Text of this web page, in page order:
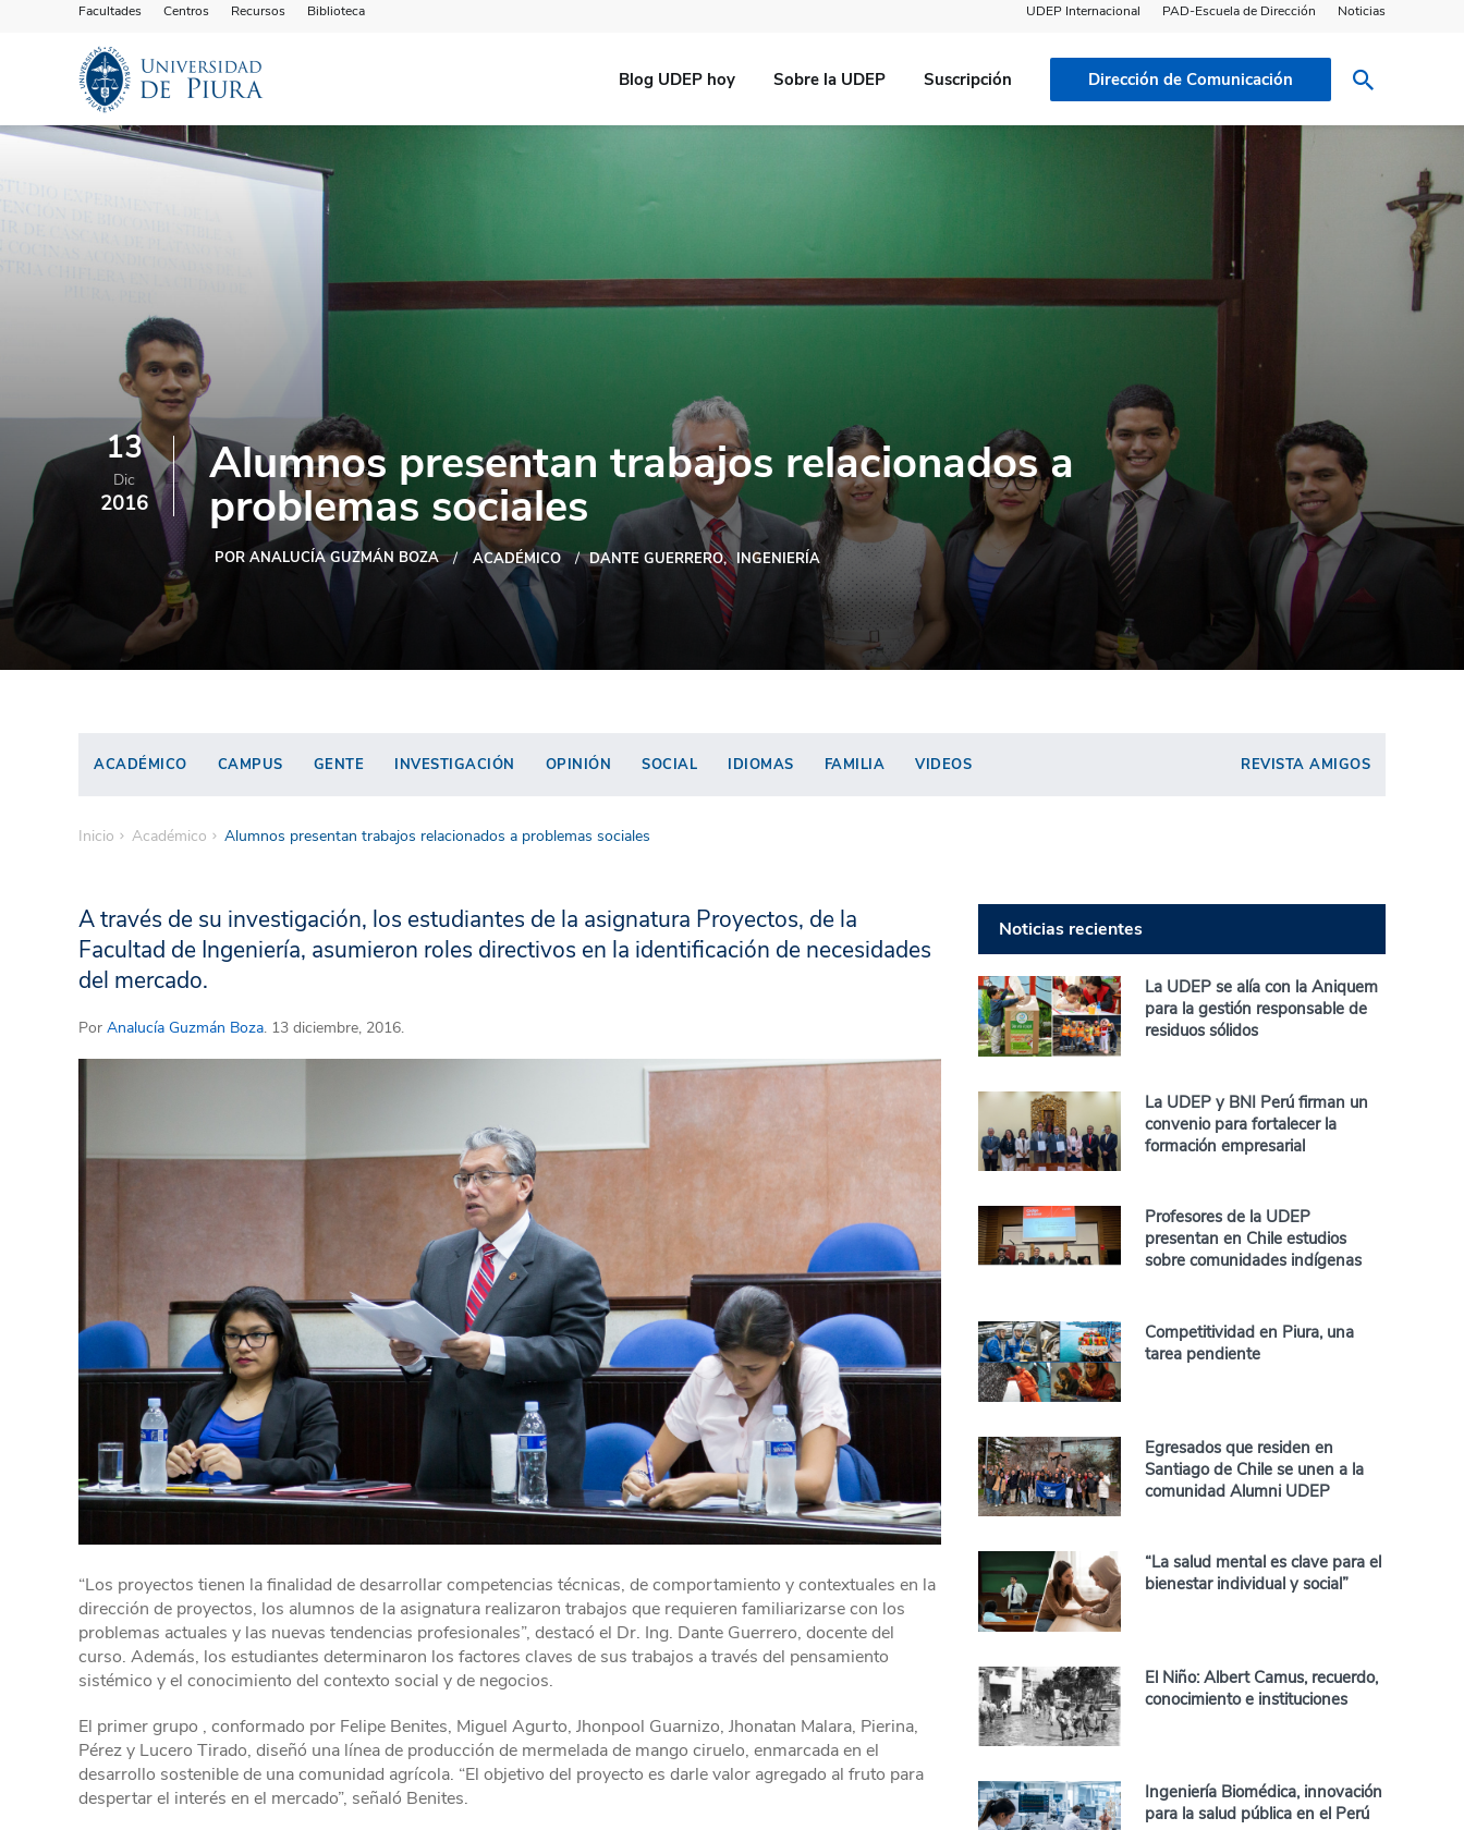
Facultades Centros Recursos Biblioteca UDEP Internacional PAD-Escuela de Dirección Noticias
Blog UDEP hoy Sobre la UDEP Suscripción Dirección de Comunicación
13
Dic
2016
Alumnos presentan trabajos relacionados a
problemas sociales
POR ANALUCÍA GUZMÁN BOZA ACADÉMICO DANTE GUERRERO INGENIERÍA
ACADÉMICO CAMPUS GENTE INVESTIGACIÓN OPINIÓN SOCIAL IDIOMAS FAMILIA VIDEOS REVISTA AMIGOS
Inicio Académico Alumnos presentan trabajos relacionados a problemas sociales
A través de su investigación, los estudiantes de la asignatura Proyectos, de la
Facultad de Ingeniería, asumieron roles directivos en la identificación de necesidades
del mercado.
Por Analucía Guzmán Boza. 13 diciembre, 2016.
“Los proyectos tienen la finalidad de desarrollar competencias técnicas, de comportamiento y contextuales en la
dirección de proyectos, los alumnos de la asignatura realizaron trabajos que requieren familiarizarse con los
problemas actuales y las nuevas tendencias profesionales”, destacó el Dr. Ing. Dante Guerrero, docente del
curso. Además, los estudiantes determinaron los factores claves de sus trabajos a través del pensamiento
sistémico y el conocimiento del contexto social y de negocios.
El primer grupo , conformado por Felipe Benites, Miguel Agurto, Jhonpool Guarnizo, Jhonatan Malara, Pierina,
Pérez y Lucero Tirado, diseñó una línea de producción de mermelada de mango ciruelo, enmarcada en el
desarrollo sostenible de una comunidad agrícola. “El objetivo del proyecto es darle valor agregado al fruto para
despertar el interés en el mercado”, señaló Benites.
Noticias recientes
La UDEP se alía con la Aniquem
para la gestión responsable de
residuos sólidos
La UDEP y BNI Perú firman un
convenio para fortalecer la
formación empresarial
Profesores de la UDEP
presentan en Chile estudios
sobre comunidades indígenas
Competitividad en Piura, una
tarea pendiente
Egresados que residen en
Santiago de Chile se unen a la
comunidad Alumni UDEP
“La salud mental es clave para el
bienestar individual y social”
El Niño: Albert Camus, recuerdo,
conocimiento e instituciones
Ingeniería Biomédica, innovación
para la salud pública en el Perú